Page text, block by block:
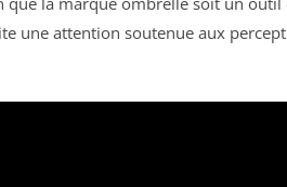
une attention soutenue aux